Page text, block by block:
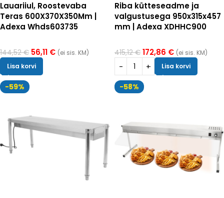
Lauariiul, Roostevaba
Teras 600X370X350Mm |
Adexa Whds603735
144,52€ 56,11 € (ei sis. KM)
Lisa korvi
Riba kütteseadme ja
valgustusega 950x315x457
mm | Adexa XDHHC900
415,12€ 172,86 € (ei sis. KM)
Lisa korvi
-59% -58%